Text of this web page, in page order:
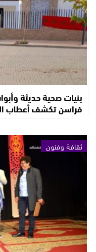
بنيات صحية حديثة
فراسن تكشف أعطاب
ثقافة وفنون